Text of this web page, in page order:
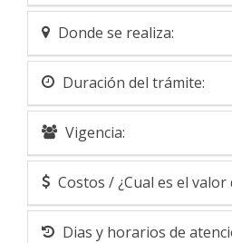
Donde se realiza:
Duración del trámite:
Vigencia:
Costos / ¿Cual es el valor
Dias y horarios de